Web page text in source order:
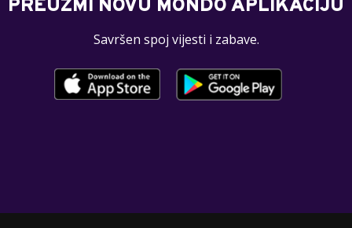
PREUZMI NOVU MONDO APLIKACIJU
Savršen spoj vijesti i zabave.